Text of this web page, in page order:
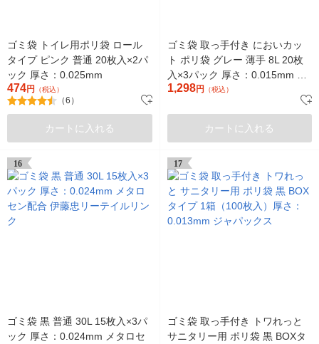
ゴミ袋 トイレ用ポリ袋 ロール
タイプ ピンク 普通 20枚入×2パ
ック 厚さ：0.025mm
474円 （税込）
（6）
カートに入れる
ゴミ袋 取っ手付き においカッ
ト ポリ袋 グレー 薄手 8L 20枚
入×3パック 厚さ：0.015mm ス
トリックスデザイン
1,298円 （税込）
カートに入れる
16
ゴミ袋 黒 普通 30L 15枚入×3パ
ック 厚さ：0.024mm メタロセ
17
ゴミ袋 取っ手付き トワれっと
サニタリー用 ポリ袋 黒 BOXタ